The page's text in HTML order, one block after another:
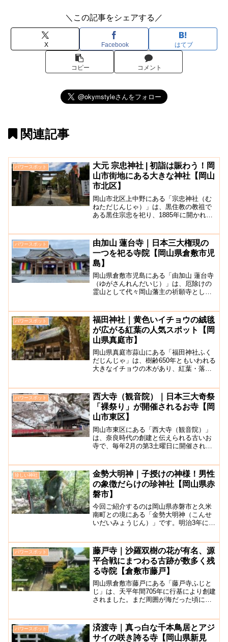
＼この記事をシェアする／
X Facebook はてブ
コピー コメント
関連記事
パワースポット
大元 宗忠神社 | 初詣は賑わう！岡
山市街地にある大きな神社【岡山
市北区】
岡山市北区上中野にある「宗忠神社（む
ねただじんじゃ）」は、黒住教の教祖で
ある黒住宗忠を祀り、1885年に開かれた
気平癒、事業繁栄などの開運の神様とし
て知られています。神...
パワースポット
由加山 蓮台寺｜日本三大権現の
一つを祀る寺院【岡山県倉敷市児
島】
岡山県倉敷市児島にある「由加山 蓮台寺
（ゆがさんれんだいじ）」は、厄除けの
霊山として代々岡山藩主の祈願寺として
り大体50台ほど車を停められます。とて
も大きなお寺ですが、...
パワースポット
福田神社｜黄色いイチョウの絨毯
が広がる紅葉の人気スポット【岡
山県真庭市】
岡山県真庭市蒜山にある「福田神社ふく
だじんじゃ」は、樹齢650年ともいわれる
大きなイチョウの木があり、紅葉・落葉
有名な神社です。御神木らしい巨大な杉
の木も見ごたえがあり...
パワースポット
西大寺（観音院）｜日本三大奇祭
「裸祭り」が開催されるお寺【岡
山市東区】
岡山市東区にある「西大寺（観音院）」
は、奈良時代の創建と伝えられる古いお
寺で、毎年2月の第3土曜日に開催される
沿いに開けた西大寺地区は、観音院の門
前町として発展していき...
珍しい神社
金勢大明神｜子授けの神様！男性
の象徴だらけの珍神社【岡山県赤
磐市】
今回ご紹介するのは岡山県赤磐市と久米
南町との境にある「金勢大明神（こんせ
いだいみょうじん）」です。明治3年に建
性のシンボル「由緒深い珍宝子（ち○○
こ）の神様」であります...
パワースポット
藤戸寺｜沙羅双樹の花が有名、源
平合戦にまつわる古跡が数多く残
る寺院【倉敷市藤戸】
岡山県倉敷市藤戸にある「藤戸寺ふじと
じ」は、天平年間705年に行基により創建
されました。まだ周囲が海だった頃に千
真言宗の寺院です。こちらの寺院は、源
平藤戸合戦の功により...
パワースポット
済渡寺｜真っ白な千本鳥居とアジ
サイの咲き誇る寺【岡山県新見